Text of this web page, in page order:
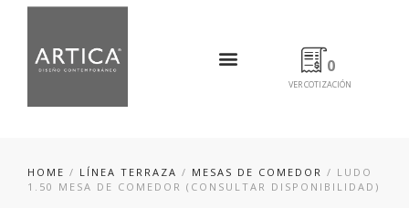
0
VER COTIZACIÓN
HOME / LÍNEA TERRAZA / MESAS DE COMEDOR / LUDO
1.50 MESA DE COMEDOR (CONSULTAR DISPONIBILIDAD)